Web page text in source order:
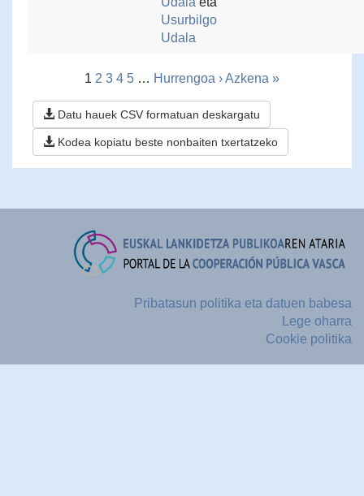
Usurbilgo
Udala
1 2 3 4 5 … Hurrengoa ›Azkena »
Datu hauek CSV formatuan deskargatu
Kodea kopiatu beste nonbaiten txertatzeko
Pribatasun politika eta datuen babesa
Lege oharra
Cookie politika